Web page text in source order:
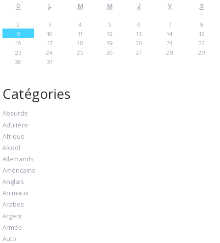
D L M M J V
S
1
2
3 4 5 6 7
8
9
10 11 12 13 14
15
16
17 18 19 20 21
22
23
24 25 26 27 28
29
30
31
Catégories
Absurde
Adultère
Afrique
Alcool
Allemands
Américains
Anglais
Animaux
Arabes
Argent
Armée
Auto